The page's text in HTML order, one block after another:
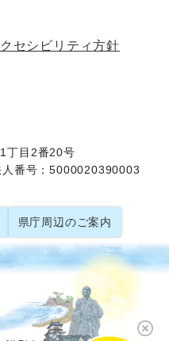
セシビリティ方針
丁目2番20号
人番号：5000020390003
県庁周辺のご案内